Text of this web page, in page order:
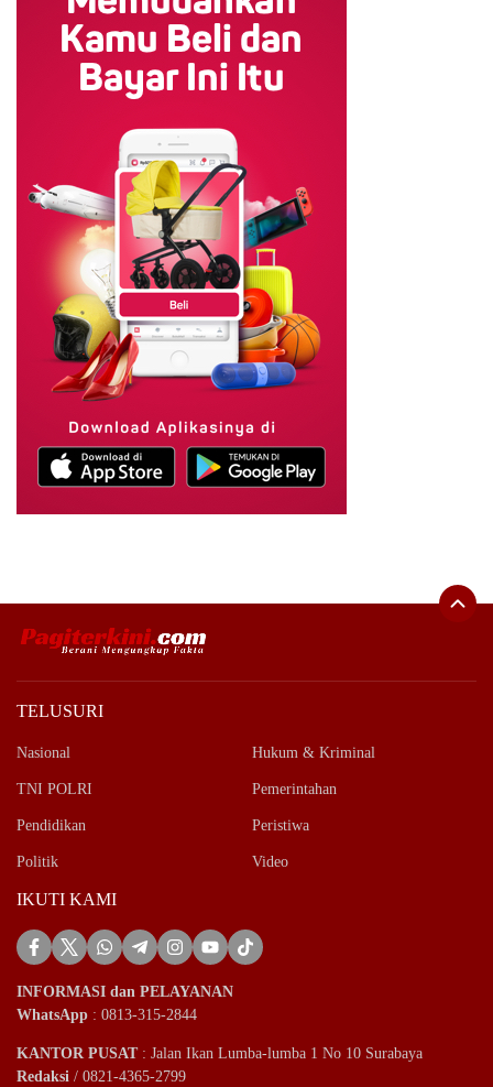
TELUSURI
Nasional Hukum & Kriminal
TNI POLRI Pemerintahan
Pendidikan Peristiwa
Politik Video
IKUTI KAMI
INFORMASI dan PELAYANAN
WhatsApp : 0813-315-2844
KANTOR PUSAT: Jalan Ikan Lumba-lumba 1 No 10 Surabaya
Redaksi / 0821-4365-2799